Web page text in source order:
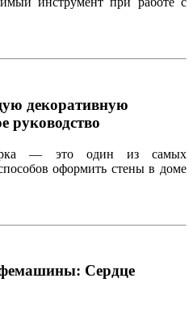
декоративную
руководство
— это один из самых
оформить стены в доме
Сердце